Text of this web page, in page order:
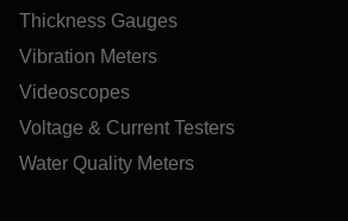
Thickness Gauges
Vibration Meters
Videoscopes
Voltage & Current Testers
Water Quality Meters